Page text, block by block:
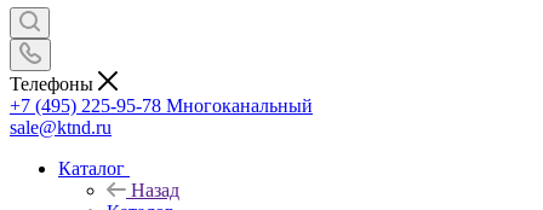
Телефоны
+7 (495) 225-95-78 Многоканальный
sale@ktnd.ru
Каталог
Назад